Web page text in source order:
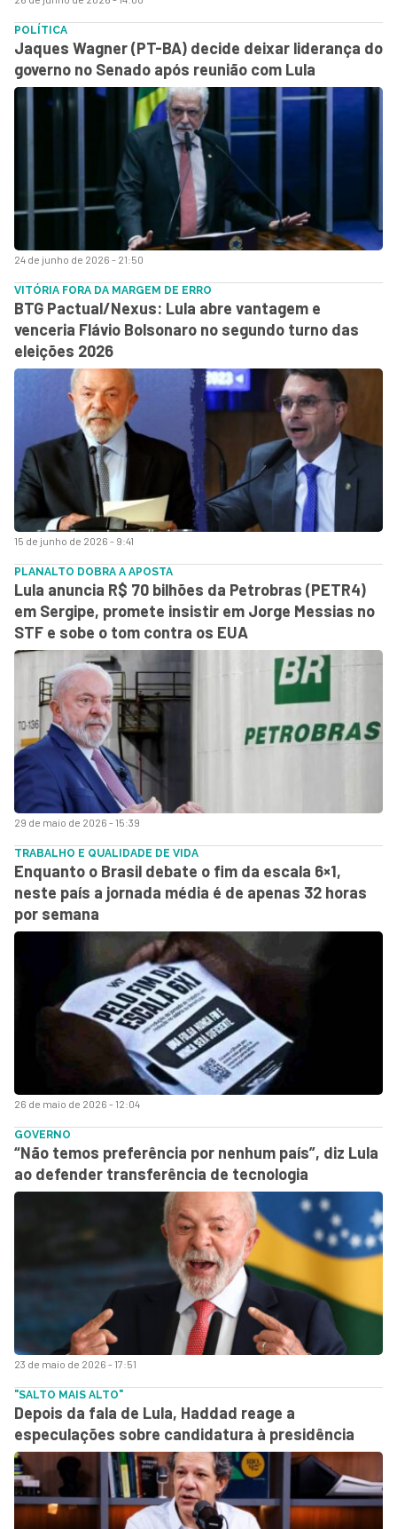
24 de junho de 2026 - 21:50
POLÍTICA
Jaques Wagner (PT-BA) decide deixar liderança do
governo no Senado após reunião com Lula
15 de junho de 2026 - 9:41
VITÓRIA FORA DA MARGEM DE ERRO
BTG Pactual/Nexus: Lula abre vantagem e
venceria Flávio Bolsonaro no segundo turno das
eleições 2026
29 de maio de 2026 - 15:39
PLANALTO DOBRA A APOSTA
Lula anuncia R$ 70 bilhões da Petrobras (PETR4)
em Sergipe, promete insistir em Jorge Messias no
STF e sobe o tom contra os EUA
26 de maio de 2026 - 12:04
TRABALHO E QUALIDADE DE VIDA
Enquanto o Brasil debate o fim da escala 6×1,
neste país a jornada média é de apenas 32 horas
por semana
23 de maio de 2026 - 17:51
GOVERNO
“Não temos preferência por nenhum país”, diz Lula
ao defender transferência de tecnologia
"SALTO MAIS ALTO"
Depois da fala de Lula, Haddad reage a
especulações sobre candidatura à presidência